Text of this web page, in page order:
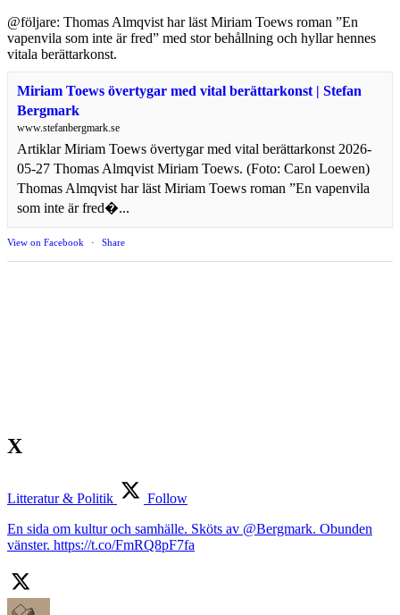
@följare: Thomas Almqvist har läst Miriam Toews roman ”En
vapenvila som inte är fred” med stor behållning och hyllar hennes
vitala berättarkonst.
Miriam Toews övertygar med vital berättarkonst | Stefan
Bergmark
www.stefanbergmark.se
Artiklar Miriam Toews övertygar med vital berättarkonst 2026-
05-27 Thomas Almqvist Miriam Toews. (Foto: Carol Loewen)
Thomas Almqvist har läst Miriam Toews roman ”En vapenvila
som inte är fred�...
View on Facebook · Share
X
Litteratur & Politik
Follow
En sida om kultur och samhälle. Sköts av @Bergmark. Obunden
vänster. https://t.co/FmRQ8pF7fa